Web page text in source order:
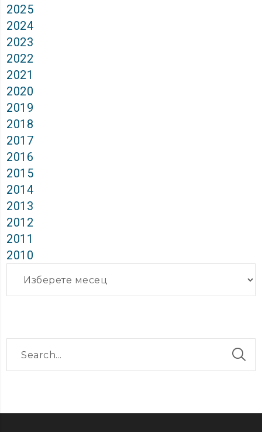
2025
2024
2023
2022
2021
2020
2019
2018
2017
2016
2015
2014
2013
2012
2011
2010